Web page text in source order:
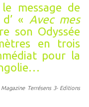
message de
« Avec mes
son Odyssée
en trois
pour la
Terrésens 3- Editions